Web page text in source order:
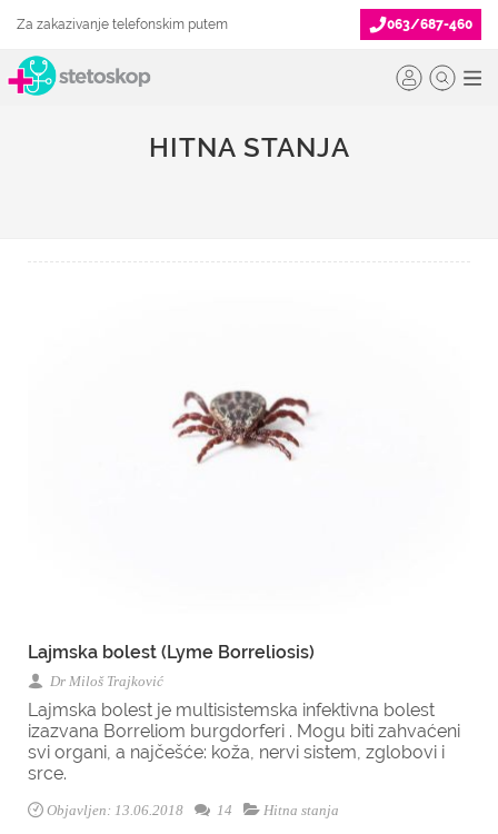
Za zakazivanje telefonskim putem 063/687-460
HITNA STANJA
Lajmska bolest (Lyme Borreliosis)
Dr Miloš Trajković
Lajmska bolest je multisistemska infektivna bolest
izazvana Borreliom burgdorferi . Mogu biti zahvaćeni
svi organi, a najčešće: koža, nervi sistem, zglobovi i
srce.
Objavljen: 13.06.2018 14 Hitna stanja